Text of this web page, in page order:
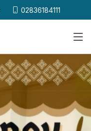
02836184111